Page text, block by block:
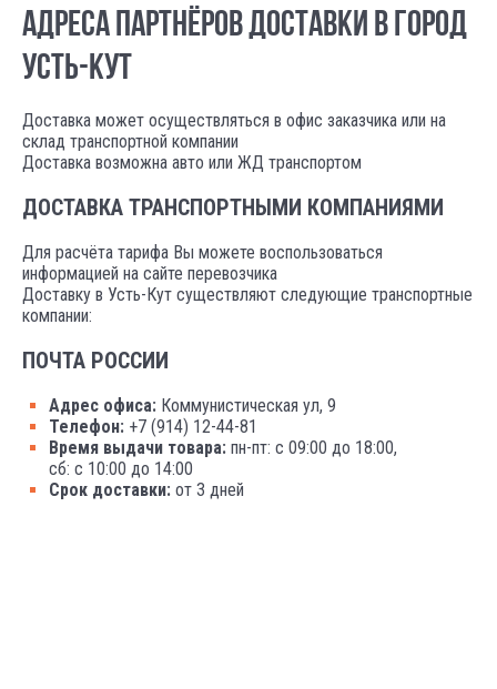
АДРЕСА ПАРТНЁРОВ ДОСТАВКИ В ГОРОД
УСТЬ-КУТ
Доставка может осуществляться в офис заказчика или на
склад транспортной компании
Доставка возможна авто или ЖД транспортом
ДОСТАВКА ТРАНСПОРТНЫМИ КОМПАНИЯМИ
Для расчёта тарифа Вы можете воспользоваться
информацией на сайте перевозчика
Доставку в Усть-Кут существляют следующие транспортные
компании:
ПОЧТА РОССИИ
Адрес офиса: Коммунистическая ул, 9
Телефон: +7 (914) 12-44-81
Время выдачи товара: пн-пт: с 09:00 до 18:00,
сб: с 10:00 до 14:00
Срок доставки: от 3 дней